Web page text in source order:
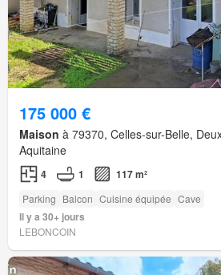
175 000 €
Maison à 79370, Celles-sur-Belle,
Aquitaine
4 1 117 m²
Parking Balcon Cuisine équipée Cave
Il y a 30+ jours
LEBONCOIN